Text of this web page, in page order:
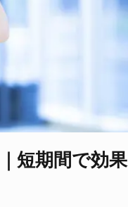
短期間で効果